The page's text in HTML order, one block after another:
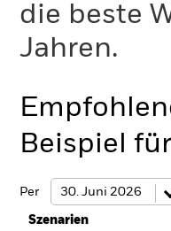
die beste
Jahren.
Beispiel
Per
Szenarien